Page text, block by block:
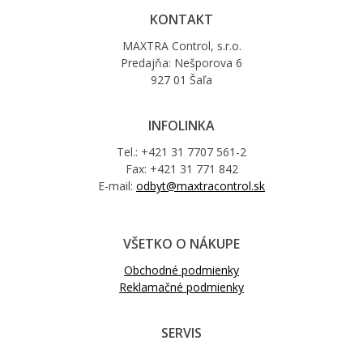
KONTAKT
MAXTRA Control, s.r.o.
Predajňa: Nešporova 6
927 01 Šaľa
INFOLINKA
Tel.: +421 31 7707 561-2
Fax: +421 31 771 842
E-mail: odbyt@maxtracontrol.sk
VŠETKO O NÁKUPE
Obchodné podmienky
Reklamačné podmienky
SERVIS